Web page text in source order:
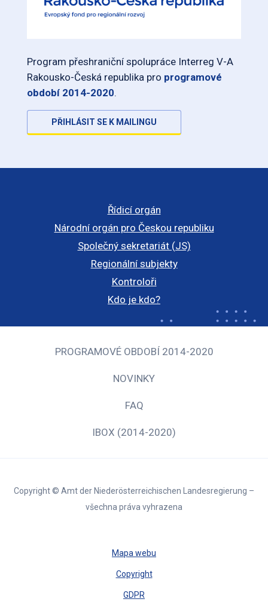
Program přeshraniční spolupráce Interreg V-A
Rakousko-Česká republika pro programové
období 2014-2020.
PŘIHLÁSIT SE K MAILINGU
Řídicí orgán
Národní orgán pro Českou republiku
Společný sekretariát (JS)
Regionální subjekty
Kontroloři
Kdo je kdo?
PROGRAMOVÉ OBDOBÍ 2014-2020
NOVINKY
FAQ
IBOX (2014-2020)
Copyright © Amt der Niederösterreichischen Landesregierung –
všechna práva vyhrazena
Mapa webu
Copyright
GDPR